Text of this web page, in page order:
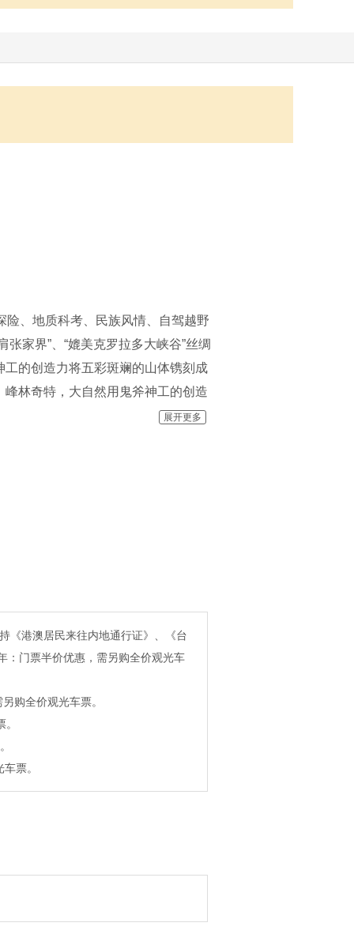
、地质科考、民族风情、自驾越野
家界”、“媲美克罗拉多大峡谷”丝绸
的创造力将五彩斑斓的山体镌刻成
林奇特，大自然用鬼斧神工的创造
似锦绣闪光，洁白的如玉带飘逸，
展开更多
《港澳居民来往内地通行证》、《台
：门票半价优惠，需另购全价观光车
购全价观光车票。
票。